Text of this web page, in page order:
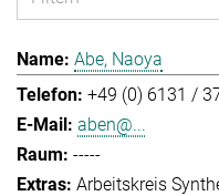
Abe, Naoya
+49 (0) 6131 /
aben@...
-----
Arbeitskreis